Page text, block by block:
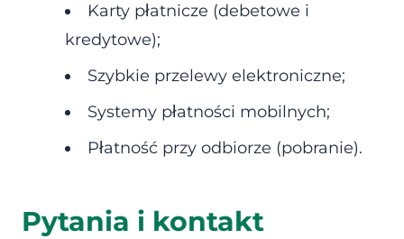
Karty płatnicze (debetowe i
kredytowe);
Szybkie przelewy elektroniczne;
Systemy płatności mobilnych;
Płatność przy odbiorze (pobranie).
Pytania i kontakt